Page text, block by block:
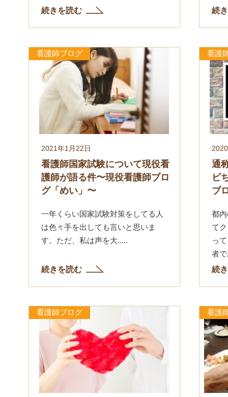
続きを読む
続
看護師ブログ
2021年1月22日
看護師国家試験について現役看
護師が語る件〜現役看護師ブロ
グ「めい」〜
一年くらい国家試験対策をしてる人
は色々手を出しても言いと思いま
す。ただ、私は声を大.....
続きを読む
看護
通
ビ
ブ
都
て
っ
者
続
看護師ブログ 看護